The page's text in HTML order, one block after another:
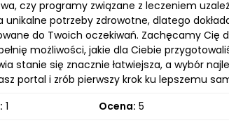
czy programy związane z leczeniem
potrzeby zdrowotne, dlatego
do Twoich oczekiwań. Zachęcamy Cię
możliwości, jakie dla Ciebie
stanie się znacznie łatwiejsza, a wybór
portal i zrób pierwszy krok ku lepszemu
1 Ocena: 5